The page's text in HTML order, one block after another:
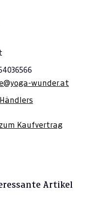
wunder.at
Kaufvertrag
Artikel